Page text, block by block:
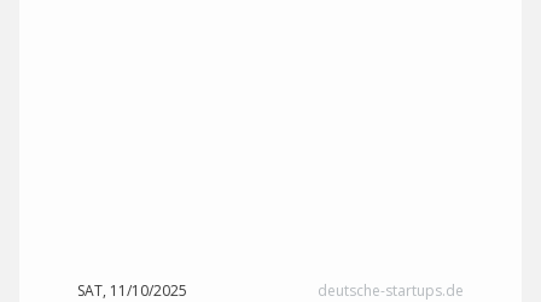
SAT, 11/10/2025 deutsche-startups.de